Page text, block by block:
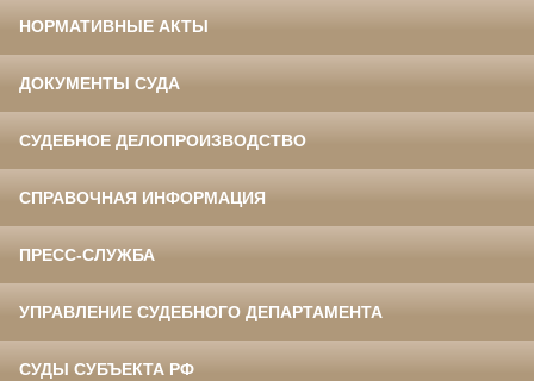
НОРМАТИВНЫЕ АКТЫ
ДОКУМЕНТЫ СУДА
СУДЕБНОЕ ДЕЛОПРОИЗВОДСТВО
СПРАВОЧНАЯ ИНФОРМАЦИЯ
ПРЕСС-СЛУЖБА
УПРАВЛЕНИЕ СУДЕБНОГО ДЕПАРТАМЕНТА
СУДЫ СУБЪЕКТА РФ